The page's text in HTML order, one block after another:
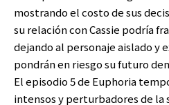
mostrando el costo de sus
su relación con Cassie podría
dejando al personaje aislado y
pondrán en riesgo su futuro
El episodio 5 de Euphoria
intensos y perturbadores de la